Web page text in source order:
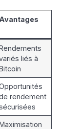
Avantages
liés à
rendement